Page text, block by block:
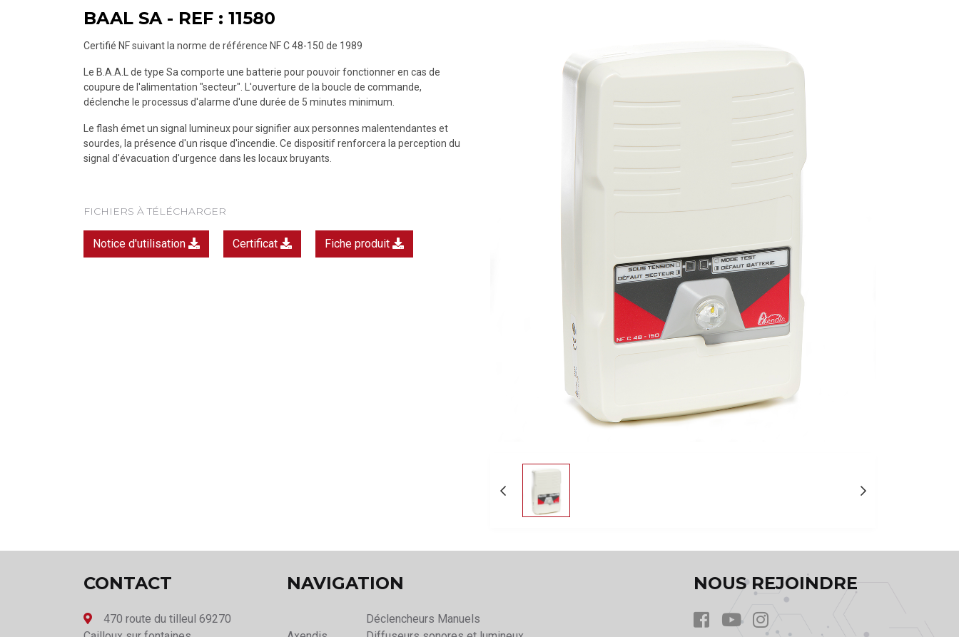
BAAL SA - REF : 11580
Certifié NF suivant la norme de référence NF C 48-150 de 1989
Le B.A.A.L de type Sa comporte une batterie pour pouvoir fonctionner en cas de
coupure de l'alimentation "secteur". L'ouverture de la boucle de commande,
déclenche le processus d'alarme d'une durée de 5 minutes minimum.
Le flash émet un signal lumineux pour signifier aux personnes malentendantes et
sourdes, la présence d'un risque d'incendie. Ce dispositif renforcera la perception du
signal d'évacuation d'urgence dans les locaux bruyants.
FICHIERS À TÉLÉCHARGER
Notice d'utilisation Certificat Fiche produit
CONTACT
470 route du tilleul 69270
NAVIGATION
Déclencheurs Manuels
NOUS REJOINDRE